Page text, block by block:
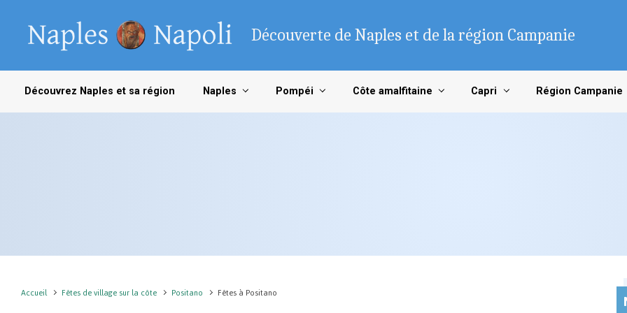
Découverte de Naples et de la région Campanie
Découvrez Naples et sa région Naples Pompéi Côte amalfitaine Capri Région Campanie
Accueil Fêtes de village sur la côte Positano Fêtes à Positano